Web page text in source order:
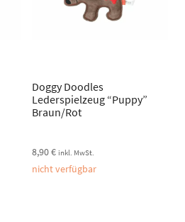
Doggy Doodles
Lederspielzeug “Puppy”
Braun/Rot
8,90€ inkl. MwSt.
nicht verfügbar